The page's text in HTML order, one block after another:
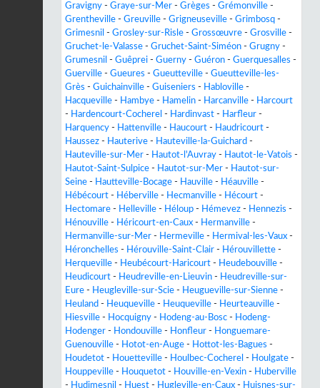
Gravigny - Graye-sur-Mer - Grèges - Grémonville -
Grentheville - Greuville - Grigneuseville - Grimbosq -
Grimesnil - Grosley-sur-Risle - Grossœuvre - Grosville -
Gruchet-le-Valasse - Gruchet-Saint-Siméon - Grugny -
Grumesnil - Guêprei - Guerny - Guéron - Guerquesalles -
Guerville - Gueures - Gueutteville - Gueutteville-les-
Grès - Guichainville - Guiseniers - Habloville -
Hacqueville - Hambye - Hamelin - Harcanville - Harcourt
- Hardencourt-Cocherel - Hardinvast - Harfleur -
Harquency - Hattenville - Haucourt - Haudricourt -
Haussez - Hauterive - Hauteville-la-Guichard -
Hauteville-sur-Mer - Hautot-l'Auvray - Hautot-le-Vatois -
Hautot-Saint-Sulpice - Hautot-sur-Mer - Hautot-sur-
Seine - Hautteville-Bocage - Hauville - Héauville -
Hébécourt - Héberville - Hecmanville - Hécourt -
Hectomare - Helleville - Héloup - Hémevez - Hennezis -
Hénouville - Héricourt-en-Caux - Hermanville -
Hermanville-sur-Mer - Hermeville - Hermival-les-Vaux -
Héronchelles - Hérouville-Saint-Clair - Hérouvillette -
Herqueville - Heubécourt-Haricourt - Heudebouville -
Heudicourt - Heudreville-en-Lieuvin - Heudreville-sur-
Eure - Heugleville-sur-Scie - Heugueville-sur-Sienne -
Heuland - Heuqueville - Heuqueville - Heurteauville -
Hiesville - Hocquigny - Hodeng-au-Bosc - Hodeng-
Hodenger - Hondouville - Honfleur - Honguemare-
Guenouville - Hotot-en-Auge - Hottot-les-Bagues -
Houdetot - Houetteville - Houlbec-Cocherel - Houlgate -
Houppeville - Houquetot - Houville-en-Vexin - Huberville
- Hudimesnil - Huest - Hugleville-en-Caux - Huisnes-sur-